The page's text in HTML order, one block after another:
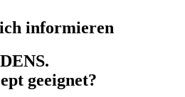
informieren
geeignet?